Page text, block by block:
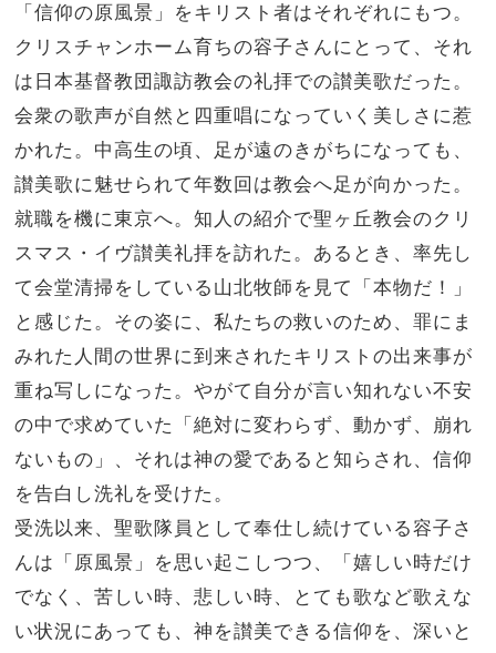
「信仰の原風景」をキリスト者はそれぞれにもつ。
クリスチャンホーム育ちの容子さんにとって、それ
は日本基督教団諏訪教会の礼拝での讃美歌だった。
会衆の歌声が自然と四重唱になっていく美しさに惹
かれた。中高生の頃、足が遠のきがちになっても、
讃美歌に魅せられて年数回は教会へ足が向かった。
就職を機に東京へ。知人の紹介で聖ヶ丘教会のクリ
スマス・イヴ讃美礼拝を訪れた。あるとき、率先し
て会堂清掃をしている山北牧師を見て「本物だ！」
と感じた。その姿に、私たちの救いのため、罪にま
みれた人間の世界に到来されたキリストの出来事が
重ね写しになった。やがて自分が言い知れない不安
の中で求めていた「絶対に変わらず、動かず、崩れ
ないもの」、それは神の愛であると知らされ、信仰
を告白し洗礼を受けた。
受洗以来、聖歌隊員として奉仕し続けている容子さ
んは「原風景」を思い起こしつつ、「嬉しい時だけ
でなく、苦しい時、悲しい時、とても歌など歌えな
い状況にあっても、神を讃美できる信仰を、深いと